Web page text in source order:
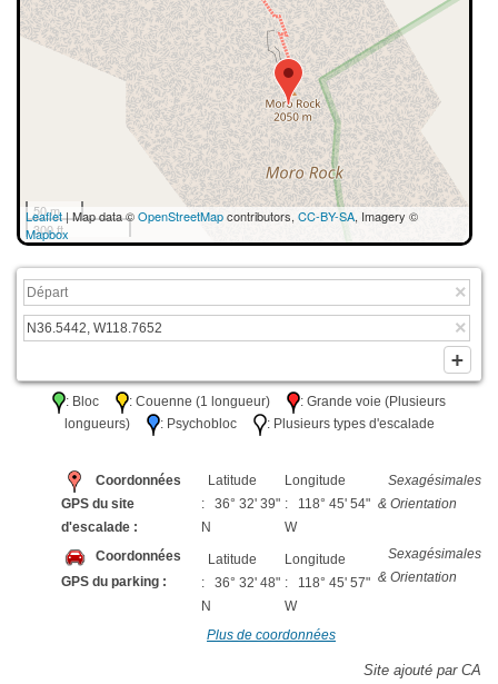
50 m
300 ft
Leaflet| Map data ©OpenStreetMapcontributors, CC-BY-SA, Imagery ©
Mapbox
: Bloc : Couenne (1 longueur)
: Grande voie (Plusieurs
longueurs)
: Psychobloc : Plusieurs types d'escalade
Coordonnées
GPS du site
d'escalade :
Latitude
: 36° 32' 39"
N
Longitude
: 118° 45' 54"
W
Sexagésimales
& Orientation
Coordonnées
GPS du parking :
Latitude
: 36° 32' 48"
N
Longitude
: 118° 45' 57"
W
Sexagésimales
& Orientation
Plus de coordonnées
Site ajouté par CA